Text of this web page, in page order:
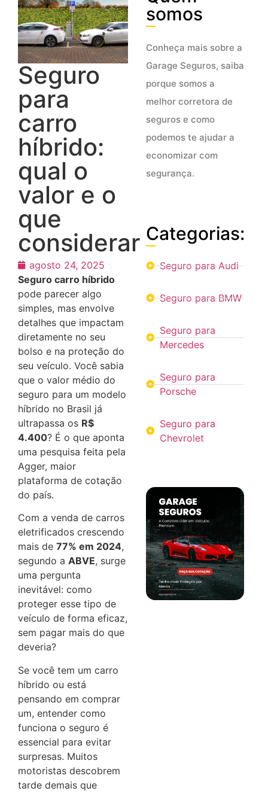
Seguro
para
carro
híbrido:
qual o
valor e o
que
considerar
agosto 24, 2025
Seguro carro híbrido
pode parecer algo
simples, mas envolve
detalhes que impactam
diretamente no seu
bolso e na proteção do
seu veículo. Você sabia
que o valor médio do
seguro para um modelo
híbrido no Brasil já
ultrapassa os R$
4.400? É o que aponta
uma pesquisa feita pela
Agger, maior
plataforma de cotação
do país.
Com a venda de carros
eletrificados crescendo
mais de 77% em 2024,
segundo a ABVE, surge
uma pergunta
inevitável: como
proteger esse tipo de
veículo de forma eficaz,
sem pagar mais do que
deveria?
Se você tem um carro
híbrido ou está
pensando em comprar
um, entender como
funciona o seguro é
essencial para evitar
surpresas. Muitos
motoristas descobrem
tarde demais que
somos
Conheça mais sobre a
Garage Seguros, saiba
porque somos a
melhor corretora de
seguros e como
podemos te ajudar a
economizar com
segurança.
Categorias:
Seguro para Audi
Seguro para BMW
Seguro para
Mercedes
Seguro para
Porsche
Seguro para
Chevrolet